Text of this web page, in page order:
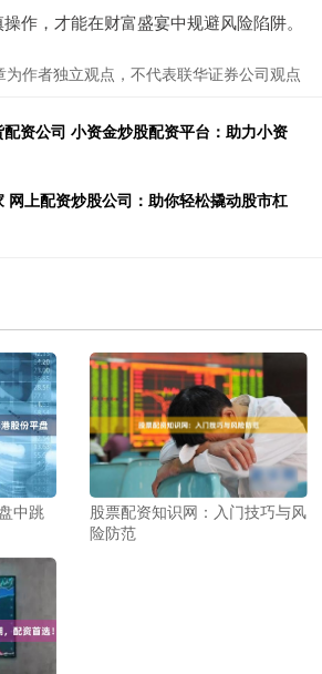
作，才能在财富盛宴中规避风险陷阱。
为作者独立观点，不代表联华证券公司观点
资公司 小资金炒股配资平台：助力小资
网上配资炒股公司：助你轻松撬动股市杠
中跳
股票配资知识网：入门技巧与风
险防范